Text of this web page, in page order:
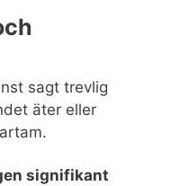
sagt trevlig
äter eller
signifikant